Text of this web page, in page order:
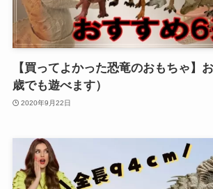
【買ってよかった恐竜のおもちゃ】
歳でも遊べます）
2020年9月22日